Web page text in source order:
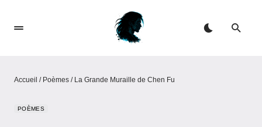
Accueil / Poèmes / La Grande Muraille de Chen Fu
POÈMES